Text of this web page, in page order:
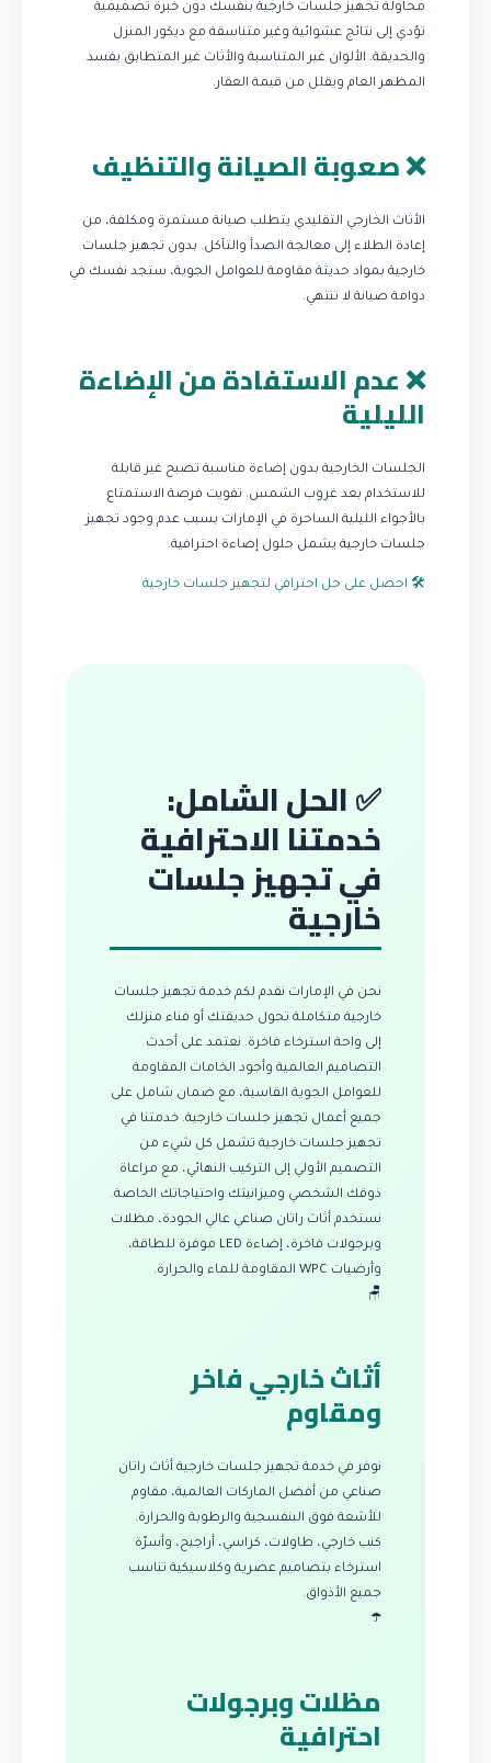
محاولة تجهيز جلسات خارجية بنفسك دون خبرة تصميمية
تؤدي إلى نتائج عشوائية وغير متناسقة مع ديكور المنزل
والحديقة. الألوان غير المتناسبة والأثاث غير المتطابق يفسد
المظهر العام ويقلل من قيمة العقار.
❌ صعوبة الصيانة والتنظيف
الأثاث الخارجي التقليدي يتطلب صيانة مستمرة ومكلفة، من
إعادة الطلاء إلى معالجة الصدأ والتآكل. بدون تجهيز جلسات
خارجية بمواد حديثة مقاومة للعوامل الجوية، ستجد نفسك في
دوامة صيانة لا تنتهي.
❌ عدم الاستفادة من الإضاءة
الليلية
الجلسات الخارجية بدون إضاءة مناسبة تصبح غير قابلة
للاستخدام بعد غروب الشمس. تفويت فرصة الاستمتاع
بالأجواء الليلية الساحرة في الإمارات بسبب عدم وجود تجهيز
جلسات خارجية يشمل حلول إضاءة احترافية.
🛠️ احصل على حل احترافي لتجهيز جلسات خارجية
✅ الحل الشامل:
خدمتنا الاحترافية
في تجهيز جلسات
خارجية
نحن في الإمارات نقدم لكم خدمة تجهيز جلسات
خارجية متكاملة تحول حديقتك أو فناء منزلك
إلى واحة استرخاء فاخرة. نعتمد على أحدث
التصاميم العالمية وأجود الخامات المقاومة
للعوامل الجوية القاسية، مع ضمان شامل على
جميع أعمال تجهيز جلسات خارجية. خدمتنا في
تجهيز جلسات خارجية تشمل كل شيء من
التصميم الأولي إلى التركيب النهائي، مع مراعاة
ذوقك الشخصي وميزانيتك واحتياجاتك الخاصة.
نستخدم أثاث راتان صناعي عالي الجودة، مظلات
وبرجولات فاخرة، إضاءة LED موفرة للطاقة،
وأرضيات WPC المقاومة للماء والحرارة.
🪑
أثاث خارجي فاخر
ومقاوم
نوفر في خدمة تجهيز جلسات خارجية أثاث راتان
صناعي من أفضل الماركات العالمية، مقاوم
للأشعة فوق البنفسجية والرطوبة والحرارة.
كنب خارجي، طاولات، كراسي، أراجيح، وأسرّة
استرخاء بتصاميم عصرية وكلاسيكية تناسب
جميع الأذواق.
☂️
مظلات وبرجولات
احترافية